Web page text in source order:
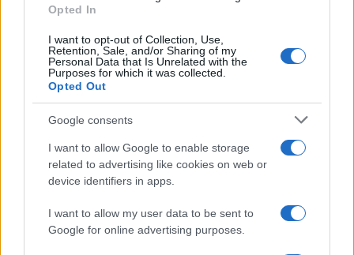
Opted In
I want to opt-out of Collection, Use,
Retention, Sale, and/or Sharing of my
Personal Data that Is Unrelated with the
Purposes for which it was collected.
Opted Out
Google consents
I want to allow Google to enable storage
related to advertising like cookies on web or
device identifiers in apps.
I want to allow my user data to be sent to
Google for online advertising purposes.
Paolo Pinna
Martina Agostina Diturco
I nostri cari